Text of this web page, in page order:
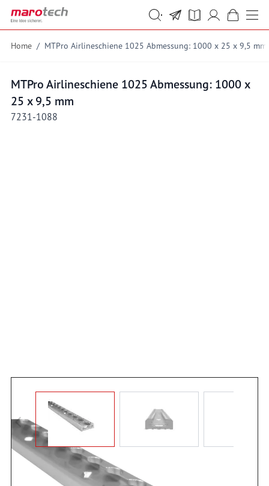
Skip to Content
Suche
Suche
Home / MTPro Airlineschiene 1025 Abmessung: 1000 x 25 x 9,5 mm
MTPro Airlineschiene 1025 Abmessung: 1000 x
25 x 9,5 mm
7231-1088
Angebot anfordern